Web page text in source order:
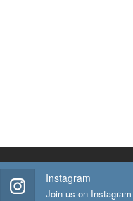
Instagram
Join us on Instagram